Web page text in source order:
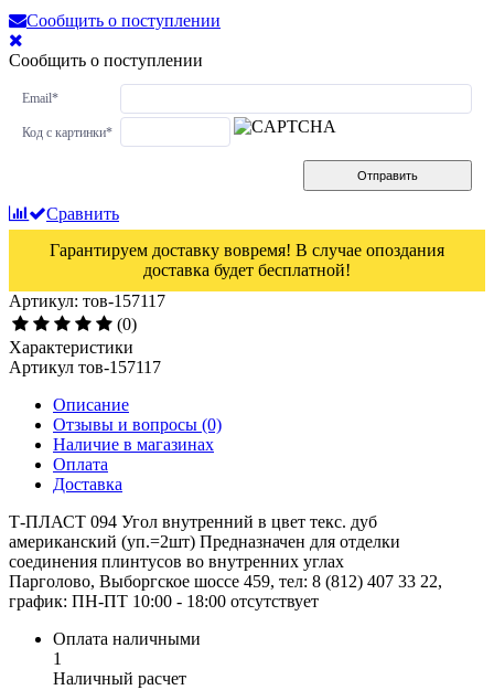
Сообщить о поступлении
Сообщить о поступлении
Email*
Код с картинки*
Отправить
Сравнить
Гарантируем доставку вовремя! В случае опоздания
доставка будет бесплатной!
Артикул: тов-157117
(0)
Характеристики
Артикул тов-157117
Описание
Отзывы и вопросы (0)
Наличие в магазинах
Оплата
Доставка
Т-ПЛАСТ 094 Угол внутренний в цвет текс. дуб
американский (уп.=2шт) Предназначен для отделки
соединения плинтусов во внутренних углах
Парголово, Выборгское шоссе 459, тел: 8 (812) 407 33 22,
график: ПН-ПТ 10:00 - 18:00 отсутствует
Оплата наличными
1
Наличный расчет